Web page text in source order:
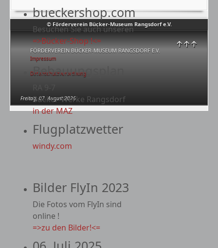
© Förderverein Bücker-Museum Rangsdorf e.V.
↑↑↑
FÖRDERVEREIN BÜCKER-MUSEUM RANGSDORF E.V.
Impressum
Datenschutzverordnung
Freitag, 07. August 2026
bueckershop.com
Besuchen Sie auch unseren
=>Bücker-Shop !<=
Bebauungsplan
Bücker-Werke Rangsdorf
in der MAZ
Flugplatzwetter
windy.com
Bilder FlyIn 2023
Die Fotos vom FlyIn sind
online !
=>zu den Bilder!<=